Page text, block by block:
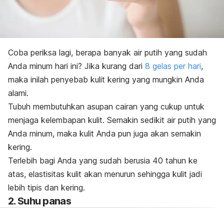
Coba periksa lagi, berapa banyak air putih yang sudah
Anda minum hari ini? Jika kurang dari 8 gelas per hari,
maka inilah penyebab kulit kering yang mungkin Anda
alami.
Tubuh membutuhkan asupan cairan yang cukup untuk
menjaga kelembapan kulit. Semakin sedikit air putih yang
Anda minum, maka kulit Anda pun juga akan semakin
kering.
Terlebih bagi Anda yang sudah berusia 40 tahun ke
atas, elastisitas kulit akan menurun sehingga kulit jadi
lebih tipis dan kering.
2. Suhu panas